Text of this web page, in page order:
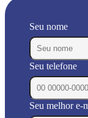
Seu nome
Seu telefone
Seu melhor e-